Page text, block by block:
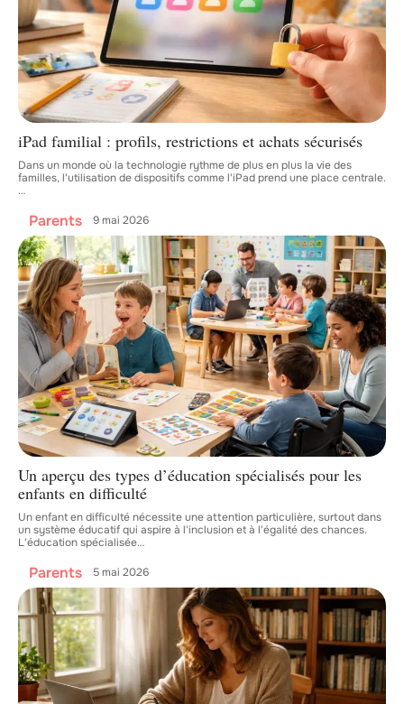
iPad familial : profils, restrictions et achats sécurisés
Dans un monde où la technologie rythme de plus en plus la vie des
familles, l'utilisation de dispositifs comme l'iPad prend une place centrale.
…
Parents 9 mai 2026
Un aperçu des types d’éducation spécialisés pour les
enfants en difficulté
Un enfant en difficulté nécessite une attention particulière, surtout dans
un système éducatif qui aspire à l'inclusion et à l'égalité des chances.
L'éducation spécialisée…
Parents 5 mai 2026